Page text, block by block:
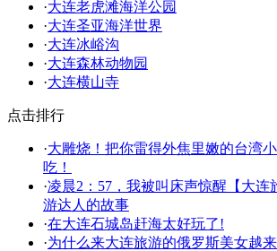
·大连老虎滩海洋公园
·大连圣亚海洋世界
·大连冰峪沟
·大连森林动物园
·大连横山寺
点击排行
·大雕烧！把你雷得外焦里嫩的台湾小
吃！
·凌晨2：57，我被叫床声惊醒【大连
游达人的故事
·在大连石城岛赶海太好玩了!
·为什么来大连旅游的俄罗斯美女越